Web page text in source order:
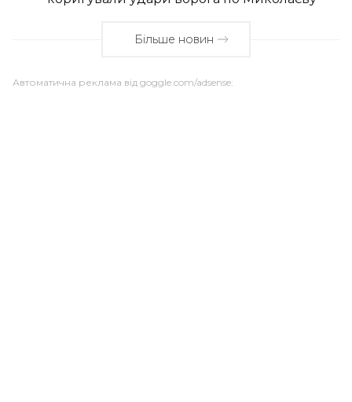
Більше новин
Автоматична реклама від goggle.com/adsense: